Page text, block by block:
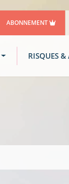
ABONNEMENT
RISQUES &